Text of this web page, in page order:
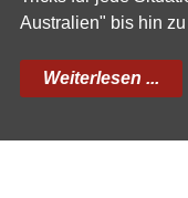
Australien" bis hin
Weiterlesen ...